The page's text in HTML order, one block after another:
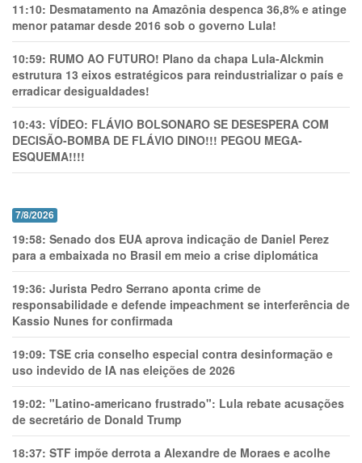
11:10: Desmatamento na Amazônia despenca 36,8% e atinge
menor patamar desde 2016 sob o governo Lula!
10:59: RUMO AO FUTURO! Plano da chapa Lula-Alckmin
estrutura 13 eixos estratégicos para reindustrializar o país e
erradicar desigualdades!
10:43: VÍDEO: FLÁVIO BOLSONARO SE DESESPERA COM
DECISÃO-BOMBA DE FLÁVIO DINO!!! PEGOU MEGA-
ESQUEMA!!!!
7/8/2026
19:58: Senado dos EUA aprova indicação de Daniel Perez
para a embaixada no Brasil em meio a crise diplomática
19:36: Jurista Pedro Serrano aponta crime de
responsabilidade e defende impeachment se interferência de
Kassio Nunes for confirmada
19:09: TSE cria conselho especial contra desinformação e
uso indevido de IA nas eleições de 2026
19:02: "Latino-americano frustrado": Lula rebate acusações
de secretário de Donald Trump
18:37: STF impõe derrota a Alexandre de Moraes e acolhe